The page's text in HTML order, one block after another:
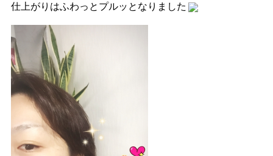
仕上がりはふわっとプルッとなりました